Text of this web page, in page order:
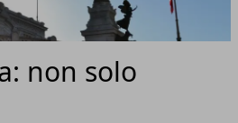
non solo